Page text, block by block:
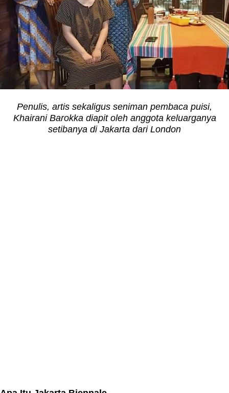
Penulis, artis sekaligus seniman pembaca puisi,
Khairani Barokka diapit oleh anggota keluarganya
setibanya di Jakarta dari London